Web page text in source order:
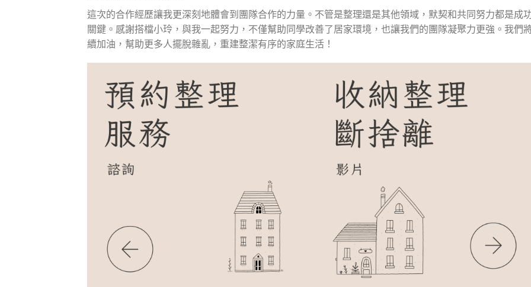
這次的合作經歷讓我更深刻地體會到團隊合作的力量。不管是整理還是其他領域，默契和共同努力都是成
關鍵。感謝搭檔小玲，與我一起努力，不僅幫助同學改善了居家環境，也讓我們的團隊凝聚力更強。我們
續加油，幫助更多人擺脫雜亂，重建整潔有序的家庭生活！